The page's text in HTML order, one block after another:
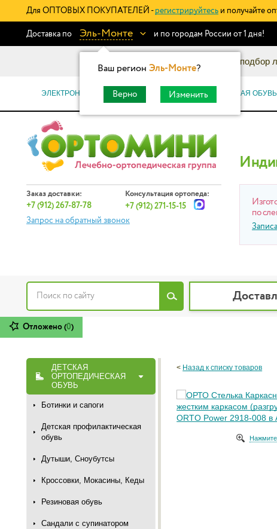
Для ОПТОВЫХ ПОКУПАТЕЛЕЙ - регистрируйтесь и получайте
Доставка по Эль-Монте
Ваш регион Эль-Монте?
Верно Изменить
и по городам России от 1 дня!
Информационный каталог: подбор
ЭЛЕКТРОННЫЕ СЕРТИФИКАТЫ ОРТОПЕДИЧЕСКАЯ ОБУВЬ
Заказ доставки:
+7 (912) 267-87-78
Консультация ортопеда:
+7 (912) 271-15-15
Запрос на обратный звонок
по
Отложено (0)
ДЕТСКАЯ
ОРТОПЕДИЧЕСКАЯ
ОБУВЬ
Ботинки и сапоги
Детская профилактическая
обувь
Дутыши, Сноубутсы
Кроссовки, Мокасины, Кеды
Резиновая обувь
Сандали с супинатором
< Назад к списку товаров